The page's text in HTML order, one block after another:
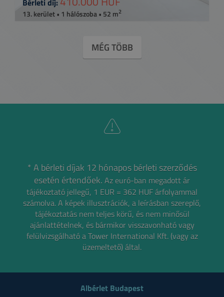
13. kerület • 1 hálószoba • 52 m2
MÉG TÖBB
* A bérleti díjak 12 hónapos bérleti szerződés
esetén értendőek. Az euró-ban megadott ár
tájékoztató jellegű, 1 EUR = 362 HUF árfolyammal
számolva.A képek illusztrációk, a leírásban szereplő,
tájékoztatás nem teljes körű, és nem minősül
ajánlattételnek, és bármikor visszavonható vagy
felülvizsgálható a Tower International Kft. (vagy az
üzemeltető) által.
Albérlet Budapest